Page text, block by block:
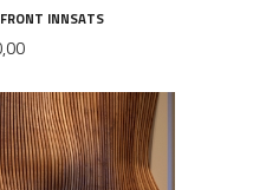
INNSATS